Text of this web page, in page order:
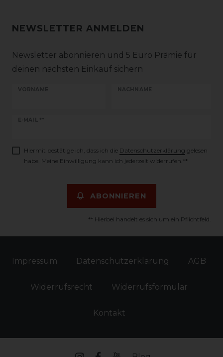
NEWSLETTER ANMELDEN
Newsletter abonnieren und 5 Euro Prämie für
deinen nächsten Einkauf sichern
VORNAME NACHNAME
E-MAIL **
Newsletter
Hiermit bestätige ich, dass ich die Daten­schutz­erklärung gelesen
habe. Meine Einwilligung kann ich jederzeit widerrufen.**
ABONNIEREN
** Hierbei handelt es sich um ein Pflichtfeld.
Impressum Daten­schutz­erklärung AGB
Widerrufs­recht Widerrufs­formular
Kontakt